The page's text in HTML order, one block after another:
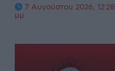
7 Αυγούστου 2026, 12:28
μμ